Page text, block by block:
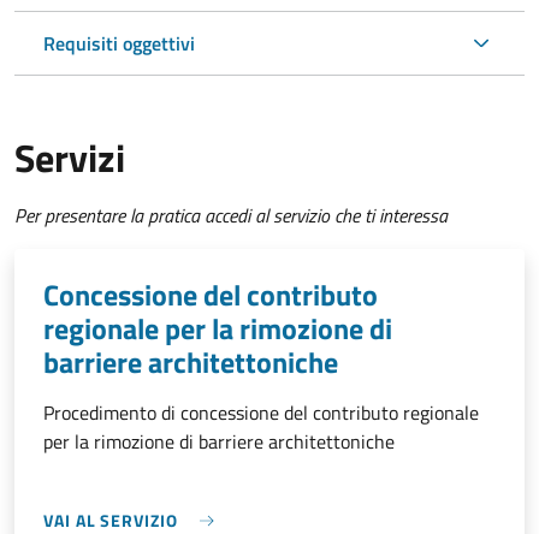
Requisiti oggettivi
Servizi
Per presentare la pratica accedi al servizio che ti interessa
Concessione del contributo
regionale per la rimozione di
barriere architettoniche
Procedimento di concessione del contributo regionale
per la rimozione di barriere architettoniche
VAI AL SERVIZIO